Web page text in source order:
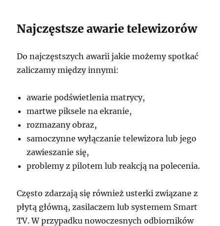
Najczęstsze awarie telewizorów
Do najczęstszych awarii jakie możemy spotkać
zaliczamy między innymi:
awarie podświetlenia matrycy,
martwe piksele na ekranie,
rozmazany obraz,
samoczynne wyłączanie telewizora lub jego
zawieszanie się,
problemy z pilotem lub reakcją na polecenia.
Często zdarzają się również usterki związane z
płytą główną, zasilaczem lub systemem Smart
TV. W przypadku nowoczesnych odbiorników